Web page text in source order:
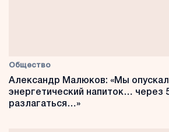
Общество
Александр Малюков: «Мы
энергетический напиток… через
разлагаться…»